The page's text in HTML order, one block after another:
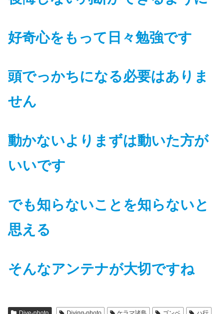
好奇心をもって日々勉強です
頭でっかちになる必要はありま
せん
動かないよりまずは動いた方が
いいです
でも知らないことを知らないと
思える
そんなアンテナが大切ですね